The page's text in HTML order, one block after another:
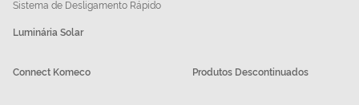
Sistema de Desligamento Rápido
Luminária Solar
Connect Komeco Produtos Descontinuados